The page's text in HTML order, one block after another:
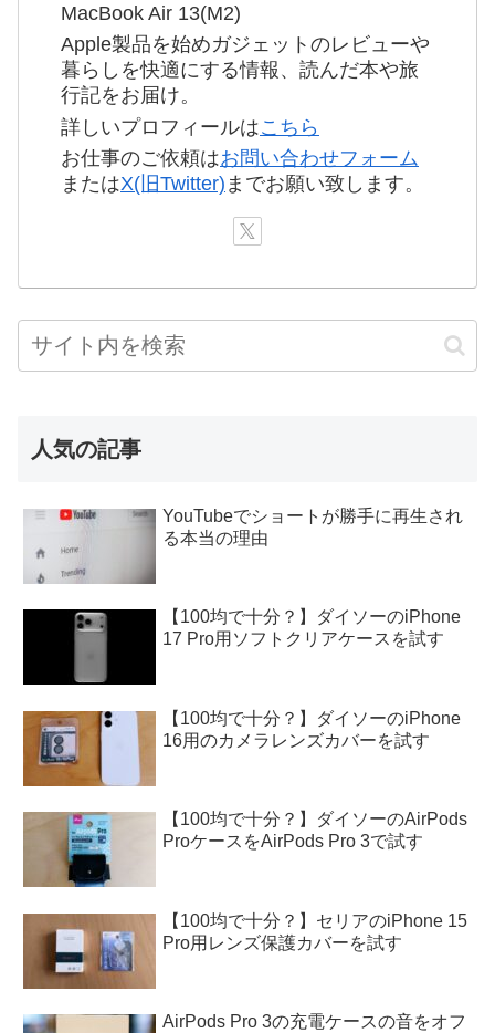
MacBook Air 13(M2)
Apple製品を始めガジェットのレビューや
暮らしを快適にする情報、読んだ本や旅
行記をお届け。
詳しいプロフィールはこちら
お仕事のご依頼はお問い合わせフォーム
またはX(旧Twitter) までお願い致します。
人気の記事
YouTubeでショートが勝手に再生され
る本当の理由
【100均で十分？】ダイソーのiPhone
17 Pro用ソフトクリアケースを試す
【100均で十分？】ダイソーのiPhone
16用のカメラレンズカバーを試す
【100均で十分？】ダイソーのAirPods
ProケースをAirPods Pro 3で試す
【100均で十分？】セリアのiPhone 15
Pro用レンズ保護カバーを試す
AirPods Pro 3の充電ケースの音をオフ